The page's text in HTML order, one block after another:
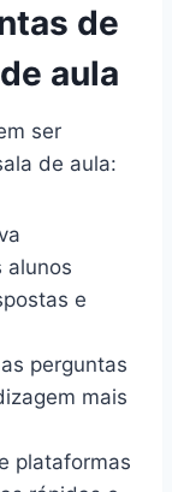
de
aula
ser
de aula:
alunos
e
perguntas
mais
plataformas